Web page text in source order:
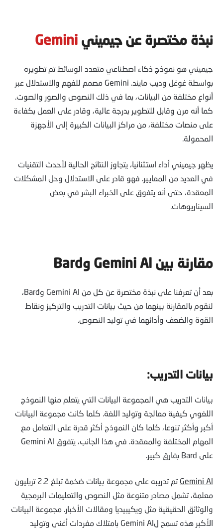
نبذة مختصرة عن جيميني Gemini
جيميني هو نموذج ذكاء اصطناعي متعدد الوسائط تم تطويره
بواسطة غوغل وديب مايند. Gemini مصمم للفهم والاستدلال عبر
أنواع مختلفة من البيانات، بما في ذلك النصوص والصور والصوت.
كما أنه مرن وقابل للتطوير بدرجة عالية، وقادر على العمل بكفاءة
على منصات مختلفة، من مراكز البيانات الكبيرة إلى الأجهزة
المحمولة.
يظهر جيميني أداء استثنائيا، يتجاوز النتائج الحالية لأحدث التقنيات
في العديد من المعايير. فهو قادر على الاستدلال وحل المشكلات
المعقدة، حتى أنه يتفوق على الخبراء البشر في بعض
السيناريوهات.
مقارنة بين Gemini Al وBard
بعد أن تعرفنا على نبذة مختصرة عن كل من Gemini Al وBard،
لنقوم بالمقارنة بينهما من حيث بيانات التدريب والتركيز ونقاط
القوة والضعف وأدائهما في توليد النصوص.
بيانات التدريب:
بيانات التدريب هي المجموعة البيانات التي يتعلم منها النموذج
اللغوي كيفية معالجة وتوليد اللغة. كلما كانت مجموعة البيانات
أكبر وأكثر تنوعا، كلما كان النموذج أكثر قدرة على التعامل مع
المهام المختلفة والمعقدة. في هذا الجانب، يتفوق Gemini Al
على Bard بفارق كبير.
Gemini Al
تم تدريبه على مجموعة بيانات ضخمة تبلغ 2.2 تريليون
معلمة، تشمل مصادر متنوعة مثل النصوص والتعليمات البرمجية
والوثائق الحقيقية مثل ويكيبيديا ومقالات الأخبار. مجموعة البيانات
الأكبر هذه تسمح لGemini Al بامتلاك مفردات أغنى وتوليد